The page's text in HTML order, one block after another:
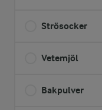
Strösocker
Vetemjöl
Bakpulver